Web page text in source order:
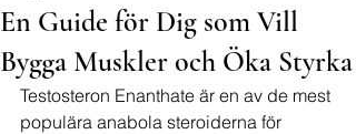
En Guide för Dig som Vill
Bygga Muskler och Öka Styrka
Testosteron Enanthate är en av de mest
populära anabola steroiderna för